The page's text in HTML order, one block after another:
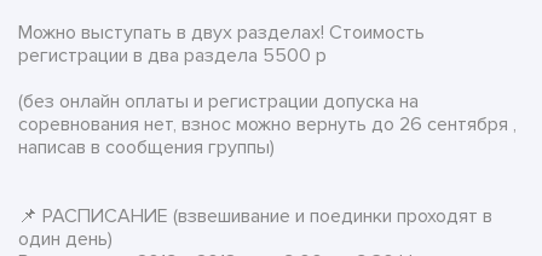
Можно выступать в двух разделах! Стоимость
регистрации в два раздела 5500 р
(без онлайн оплаты и регистрации допуска на
соревнования нет, взнос можно вернуть до 26 сентября ,
написав в сообщения группы)
📌 РАСПИСАНИЕ (взвешивание и поединки проходят в
один день)